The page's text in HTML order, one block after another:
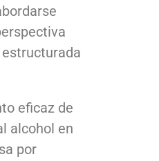
eficaz de
alcohol en
por